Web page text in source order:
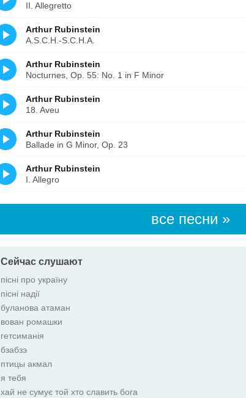
II. Allegretto
Arthur Rubinstein
A.S.C.H.-S.C.H.A.
Arthur Rubinstein
Nocturnes, Op. 55: No. 1 in F Minor
Arthur Rubinstein
18. Aveu
Arthur Rubinstein
Ballade in G Minor, Op. 23
Arthur Rubinstein
I. Allegro
все песни »
Сейчас слушают
пісні про україну
пісні надії
буланова атаман
вован ромашки
гетсиманія
бзабзэ
птицы акмал
я тебя
хай не сумує той хто славить бога